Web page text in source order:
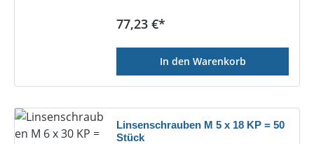
Regulärer Preis:
77,23 €*
In den Warenkorb
Linsenschrauben M 5 x 18 KP = 50
Stück